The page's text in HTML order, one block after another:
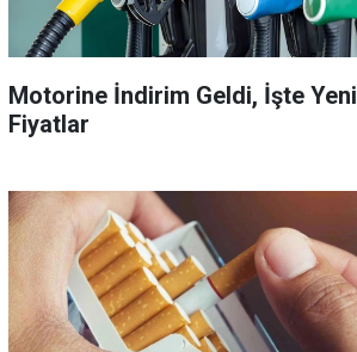
Motorine İndirim Geldi, İşte Yeni
Fiyatlar